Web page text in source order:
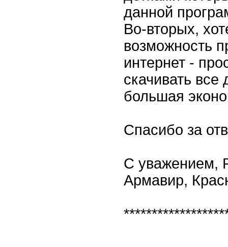
данной
Во-вторых,
возможность
интернет -
скачивать все
большая
Спасибо за
С уважением,
Армавир,